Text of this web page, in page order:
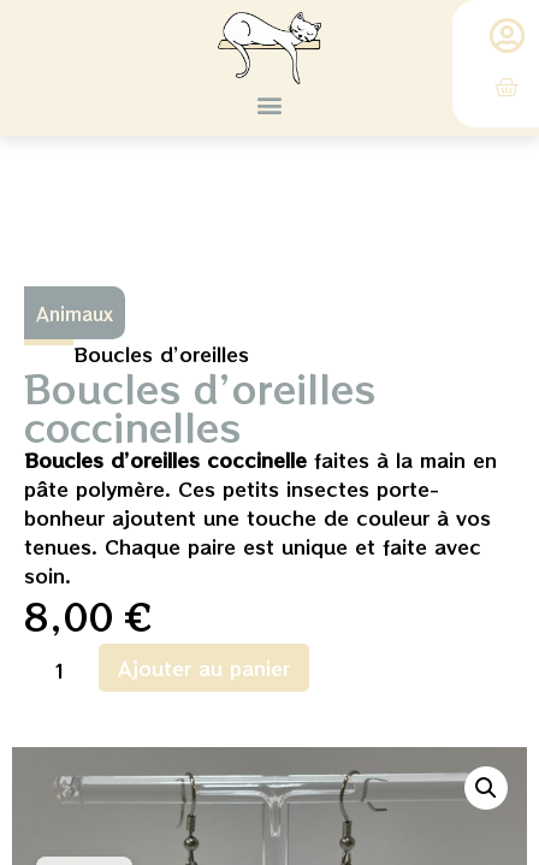
Animaux
Boucles d’oreilles
Boucles d’oreilles
coccinelles
Boucles d’oreilles coccinelle faites à la main en
pâte polymère. Ces petits insectes porte-
bonheur ajoutent une touche de couleur à vos
tenues. Chaque paire est unique et faite avec
soin.
8,00 €
Ajouter au panier